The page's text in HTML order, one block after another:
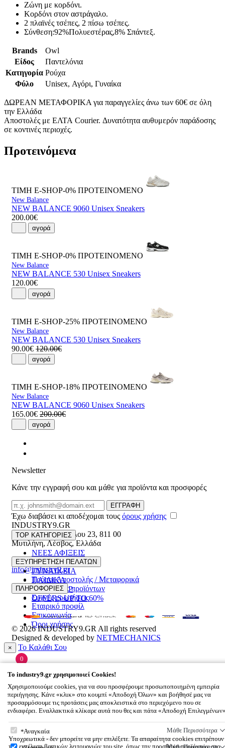
Ζώνη με κορδόνι.
Κορδόνι στον αστράγαλο.
2 πλαϊνές τσέπες, 2 πίσω τσέπες.
Σύνθεση:92%Πολυεστέρας,8% Σπάντεξ.
Brands
Owl
Είδος
Παντελόνια
Κατηγορία Ρούχα
Φύλο
Unisex, Αγόρι, Γυναίκα
ΔΩΡΕΑΝ ΜΕΤΑΦΟΡΙΚΑ για παραγγελίες άνω των 60€ σε όλη
την Ελλάδα
Αποστολές με ΕΛΤΑ Courier. Δυνατότητα αυθυμερόν παράδοσης
σε κοντινές περιοχές.
Προτεινόμενα
ΤΙΜΗ E-SHOP-0% ΠΡΟΤΕΙΝΟΜΕΝΟ
New Balance
NEW BALANCE 9060 Unisex Sneakers
200.00€
αγορά
ΤΙΜΗ E-SHOP-0% ΠΡΟΤΕΙΝΟΜΕΝΟ
New Balance
NEW BALANCE 530 Unisex Sneakers
120.00€
αγορά
ΤΙΜΗ E-SHOP-25% ΠΡΟΤΕΙΝΟΜΕΝΟ
New Balance
NEW BALANCE 530 Unisex Sneakers
90.00€ 120.00€
αγορά
ΤΙΜΗ E-SHOP-18% ΠΡΟΤΕΙΝΟΜΕΝΟ
New Balance
NEW BALANCE 9060 Unisex Sneakers
165.00€ 200.00€
αγορά
Newsletter
Κάνε την εγγραφή σου και μάθε για προϊόντα και προσφορές
Email
ΕΓΓΡΑΦΗ
Έχω διαβάσει κι αποδέχομαι τους όρους χρήσης
INDUSTRY9.GR
Ελευθέριου Βενιζέλου 23, 811 00
Μυτιλήνη,Λέσβος,Ελλάδα
22510 55629
info@industry9.gr
TOP ΚΑΤΗΓΟΡΙΕΣ
ΝΕΕΣ ΑΦΙΞΕΙΣ
ΑΝΔΡΙΚΑ
ΓΥΝΑΙΚΕΙΑ
ΠΑΙΔΙΚΑ
ΑΞΕΣΟΥΑΡ
OFFERS UP TO 60%
ΕΞΥΠΗΡΕΤΗΣΗ ΠΕΛΑΤΩΝ
Τρόποι Αποστολής / Μεταφορικά
Επιστροφές προϊόντων
Συχνές ερωτήσεις
ΠΛΗΡΟΦΟΡΙΕΣ
Εταιρικό προφίλ
Επικοινωνία
Όροι χρήσης
© 2026INDUSTRY9.GR All rights reserved
Designed & developed by NETMECHANICS
× Το Καλάθι Σου
0
To industry9.gr χρησιμοποιεί Cookies!
Χρησιμοποιούμε cookies, για να σου προσφέρουμε προσωποποιημένη εμπειρία
περιήγησης. Κάνε «κλικ» στο κουμπί «Αποδοχή Όλων» και βοήθησέ μας να
προσαρμόσουμε τις προτάσεις μας αποκλειστικά στο περιεχόμενο που σε
ενδιαφέρει. Εναλλακτικά κλίκαρε αυτά που θες και πάτα «Αποδοχή
To
Αναγκαία Μάθε Περισσότερα
Υποχρεωτικά - δεν μπορείτε να μην επιλέξετε. Τα απαραίτητα cookies επιτρέπουν
την εκτέλεση βασικών λειτουργιών του site, όπως την προσθήκη προϊόντων στο